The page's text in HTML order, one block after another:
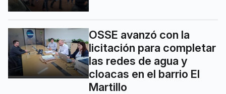
OSSE avanzó con la
licitación para completar
las redes de agua y
cloacas en el barrio El
Martillo